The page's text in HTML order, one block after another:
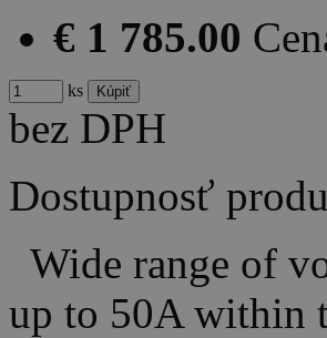
€ 1 785.00
ks
bez DPH
Dostupnosť
Wide range of
up to 50A within